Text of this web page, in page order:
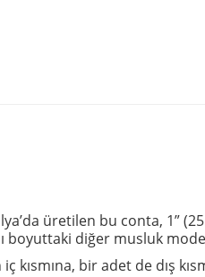
üretilen bu conta, 1”
boyuttaki diğer musluk
kısmına, bir adet de dış